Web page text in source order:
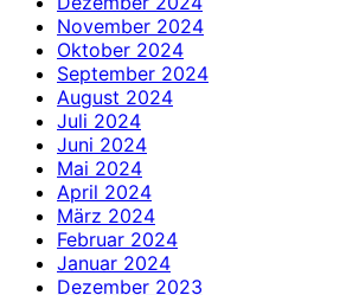
November 2024
Oktober 2024
September 2024
August 2024
Juli 2024
Juni 2024
Mai 2024
April 2024
März 2024
Februar 2024
Januar 2024
Dezember 2023